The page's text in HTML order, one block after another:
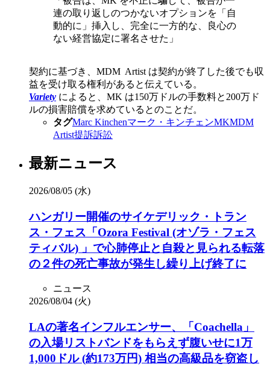
連の取り返しのつかないオプションを「自
動的に」挿入し、完全に一方的な、良心の
ない経営協定に署名させた」
契約に基づき、MDM Artist は契約が終了した後でも収
益を受け取る権利があると伝えている。
Variety によると、MK は150万ドルの手数料と200万ド
ルの損害賠償を求めているとのことだ。
タグMarc Kinchenマーク・キンチェンMKMDM
Artist提訴訴訟
最新ニュース
2026/08/05 (水)
ハンガリー開催のサイケデリック・トラン
ス・フェス「Ozora Festival (オゾラ・フェス
ティバル) 」で心肺停止と自殺と見られる転落
の２件の死亡事故が発生し繰り上げ終了に
ニュース
2026/08/04 (火)
LAの著名インフルエンサー、「Coachella」
の入場リストバンドをもらえず腹いせに1万
1,000ドル (約173万円) 相当の高級品を窃盗し